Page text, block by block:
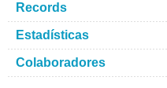
Records
Estadísticas
Colaboradores